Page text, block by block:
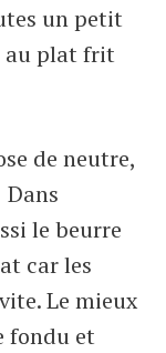
un petit
au plat frit
de neutre,
le beurre
car les
Le mieux
fondu et